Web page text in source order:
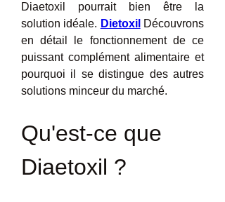
Diaetoxil pourrait bien être la
solution idéale. Dietoxil Découvrons
en détail le fonctionnement de ce
puissant complément alimentaire et
pourquoi il se distingue des autres
solutions minceur du marché.
Qu'est-ce que
Diaetoxil ?